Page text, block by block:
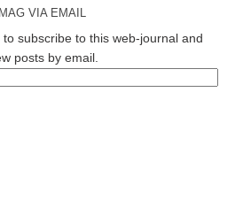
VIA EMAIL
subscribe to this web-journal and
posts by email.